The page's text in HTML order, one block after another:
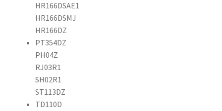
HR166DSAE1
HR166DSMJ
HR166DZ
PT354DZ
PH04Z
RJ03R1
SH02R1
ST113DZ
TD110D